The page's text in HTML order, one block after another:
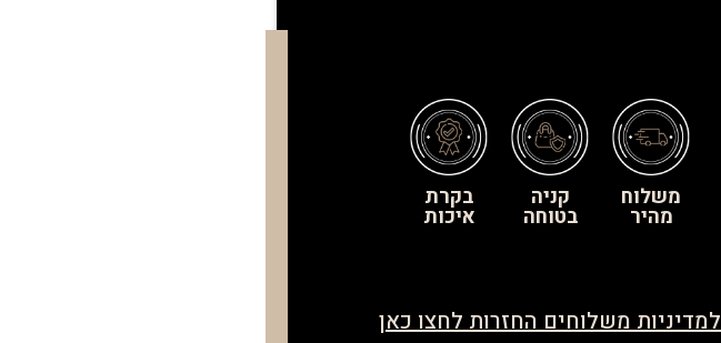
משלוח
מהיר
קניה
בטוחה
בקרת
איכות
למדיניות משלוחים החזרות לחצו כאן